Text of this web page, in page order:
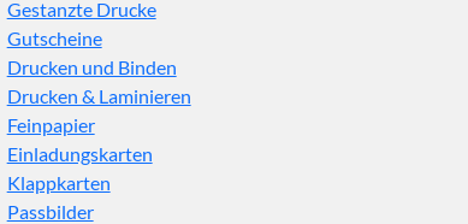
Gestanzte Drucke
Gutscheine
Drucken und Binden
Drucken & Laminieren
Feinpapier
Einladungskarten
Klappkarten
Passbilder